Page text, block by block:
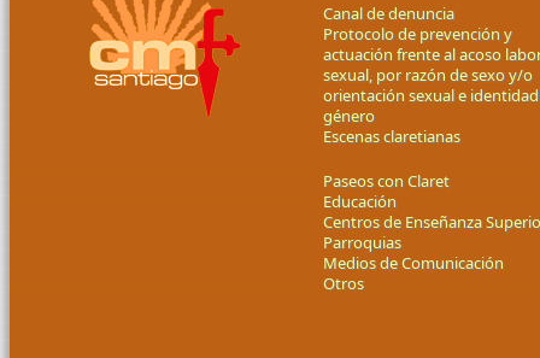
Canal de denuncia
Protocolo de prevención y
actuación frente al acoso
sexual, por razón de sexo y/o
orientación sexual e
género
Escenas claretianas
Paseos con Claret
Educación
Centros de Enseñanza
Parroquias
Medios de Comunicación
Otros